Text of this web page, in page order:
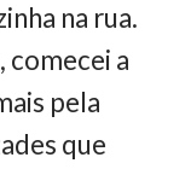
na rua.
comecei a
pela
que